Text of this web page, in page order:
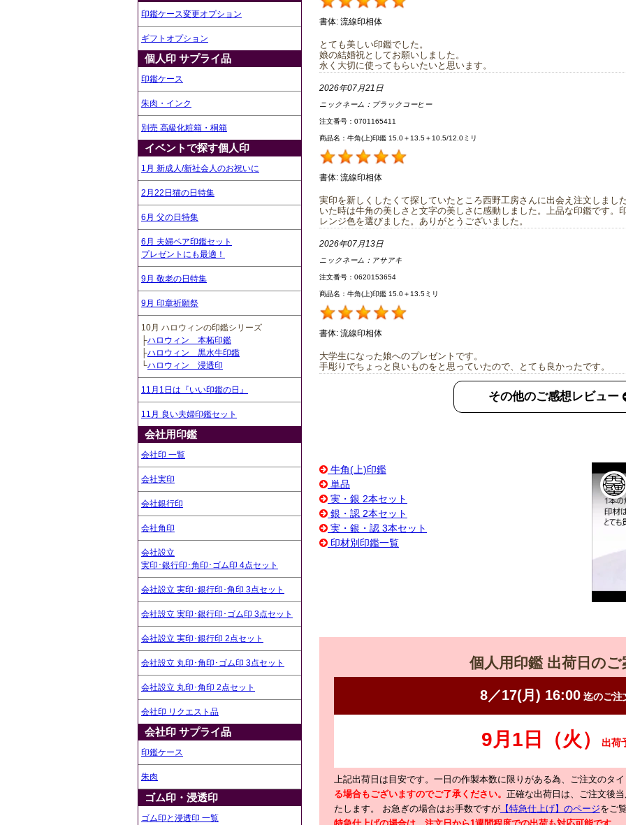
印鑑ケース変更オプション
ギフトオプション
個人印 サプライ品
印鑑ケース
朱肉・インク
別売 高級化粧箱・桐箱
イベントで探す個人印
1月 新成人/新社会人のお祝いに
2月22日猫の日特集
6月 父の日特集
6月 夫婦ペア印鑑セット
プレゼントにも最適！
9月 敬老の日特集
9月 印章祈願祭
10月 ハロウィンの印鑑シリーズ
├ハロウィン 本柘印鑑
├ハロウィン 黒水牛印鑑
└ハロウィン 浸透印
11月1日は『いい印鑑の日』
11月 良い夫婦印鑑セット
会社用印鑑
会社印 一覧
会社実印
会社銀行印
会社角印
会社設立
実印･銀行印･角印･ゴム印 4点セット
会社設立 実印･銀行印･角印 3点セット
会社設立 実印･銀行印･ゴム印 3点セット
会社設立 実印･銀行印 2点セット
会社設立 丸印･角印･ゴム印 3点セット
会社設立 丸印･角印 2点セット
会社印 リクエスト品
会社印 サプライ品
印鑑ケース
朱肉
ゴム印・浸透印
ゴム印と浸透印 一覧
書体: 流線印相体
とても美しい印鑑でした。
娘の結婚祝としてお願いしました。
永く大切に使ってもらいたいと思います。
2026年07月21日
ニックネーム： ブラックコーヒー
注文番号：0701165411
商品名：牛角(上)印鑑 15.0＋13.5＋10.5/12.0ミリ
書体: 流線印相体
実印を新しくしたくて探していたところ西野工房さんに出会え注文しまし
いた時は牛角の美しさと文字の美しさに感動しました。上品な印鑑です。
レンジ色を選びました。ありがとうございました。
2026年07月13日
ニックネーム： アサアキ
注文番号：0620153654
商品名：牛角(上)印鑑 15.0＋13.5ミリ
書体: 流線印相体
大学生になった娘へのプレゼントです。
手彫りでちょっと良いものをと思っていたので、とても良かったです。
その他のご感想レビュー
牛角(上)印鑑
単品
実・銀 2本セット
銀・認 2本セット
実・銀・認 3本セット
印材別印鑑一覧
個人用印鑑 出荷日のご
上記出荷日は目安です。一日の作製本数に限りがある為、ご注文のタ
る場合もございますのでご了承ください。 正確な出荷日は、ご注文後
たします。 お急ぎの場合はお手数ですが【特急仕上げ】のページをご